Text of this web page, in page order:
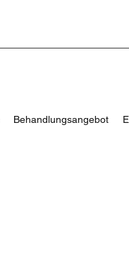
Behandlungsangebot